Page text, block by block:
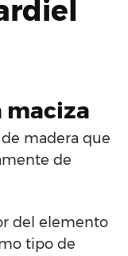
maciza
madera que
de
del elemento
tipo de